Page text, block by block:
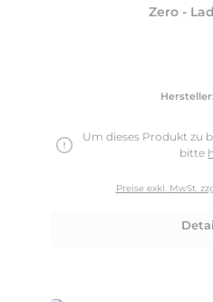
Zero -
Hersteller:
Um dieses Produkt zu
bitte
Preise exkl. MwSt.